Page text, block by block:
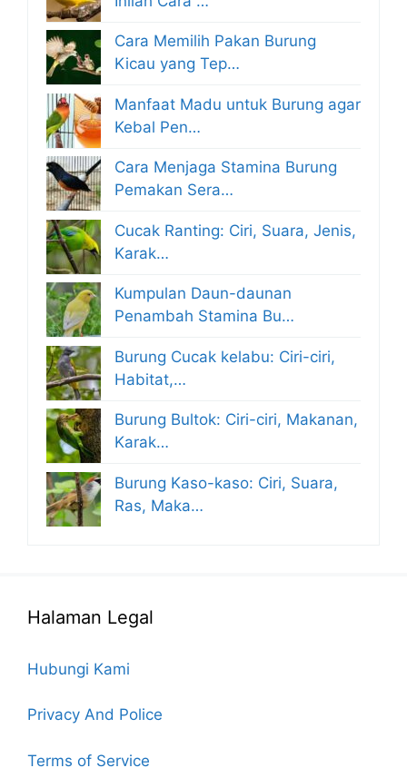
Cara Memilih Pakan Burung
Kicau yang Tep…
Manfaat Madu untuk Burung agar
Kebal Pen…
Cara Menjaga Stamina Burung
Pemakan Sera…
Cucak Ranting: Ciri, Suara, Jenis,
Karak…
Kumpulan Daun-daunan
Penambah Stamina Bu…
Burung Cucak kelabu: Ciri-ciri,
Habitat,…
Burung Bultok: Ciri-ciri, Makanan,
Karak…
Burung Kaso-kaso: Ciri, Suara,
Ras, Maka…
Halaman Legal
Hubungi Kami
Privacy And Police
Terms of Service